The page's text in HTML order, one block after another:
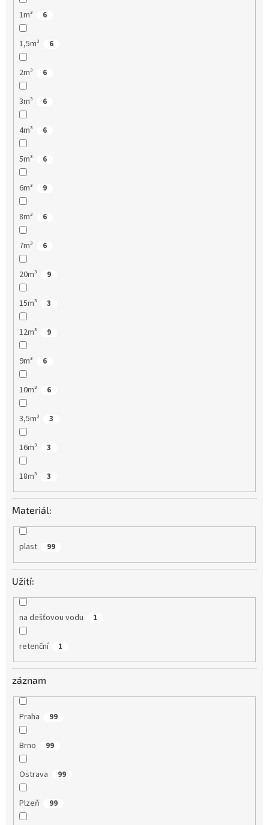
1m³ 6
1,5m³ 6
2m³ 6
3m³ 6
4m³ 6
5m³ 6
6m³ 9
8m³ 6
7m³ 6
20m³ 9
15m³ 3
12m³ 9
9m³ 6
10m³ 6
3,5m³ 3
16m³ 3
18m³ 3
Materiál:
plast 99
Užití:
na dešťovou vodu 1
retenční 1
záznam
Praha 99
Brno 99
Ostrava 99
Plzeň 99